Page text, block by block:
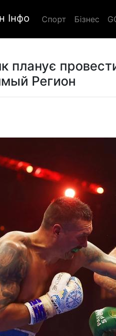
Інфо Спорт Бізнес
планує
Регион